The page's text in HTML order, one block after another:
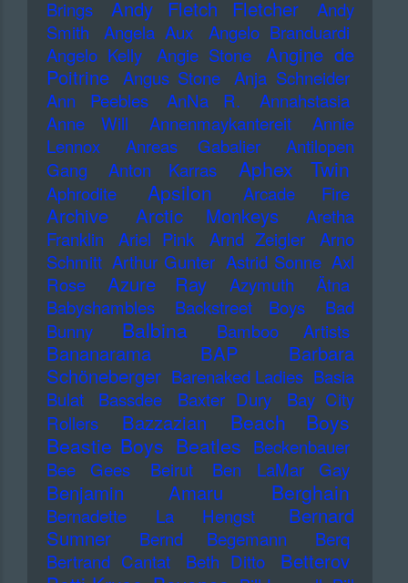
Brings
Andy Fletch Fletcher
Andy
Smith
Angela Aux
Angelo Branduardi
Angelo Kelly
Angie Stone
Angine de
Poitrine Angus Stone Anja Schneider
Ann Peebles
AnNa R.
Annahstasia
Anne Will
Annenmaykantereit
Annie
Lennox
Anreas Gabalier
Antilopen
Gang
Anton Karras Aphex Twin
Aphrodite Apsilon Arcade Fire
Archive Arctic Monkeys
Aretha
Franklin
Ariel Pink Arnd Zeigler
Arno
Schmitt Arthur Gunter Astrid Sonne Axl
Rose
Azure Ray Azymuth
Ätna
Babyshambles
Backstreet Boys
Bad
Bunny
Balbina Bamboo Artists
Bananarama BAP
Barbara
Schöneberger Barenaked Ladies Basia
Bulat
Bassdee Baxter Dury
Bay City
Rollers
Bazzazian
Beach Boys
Beastie Boys Beatles Beckenbauer
Bee Gees
Beirut Ben LaMar Gay
Benjamin Amaru Berghain
Bernadette La Hengst
Bernard
Sumner
Bernd Begemann
Berq
Bertrand Cantat
Beth Ditto Betterov